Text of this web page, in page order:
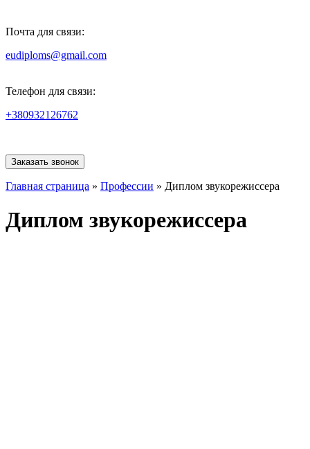
Почта для связи:
eudiploms@gmail.com
Телефон для связи:
+380932126762
Заказать звонок
Главная страница » Профессии » Диплом звукорежиссера
Диплом звукорежиссера